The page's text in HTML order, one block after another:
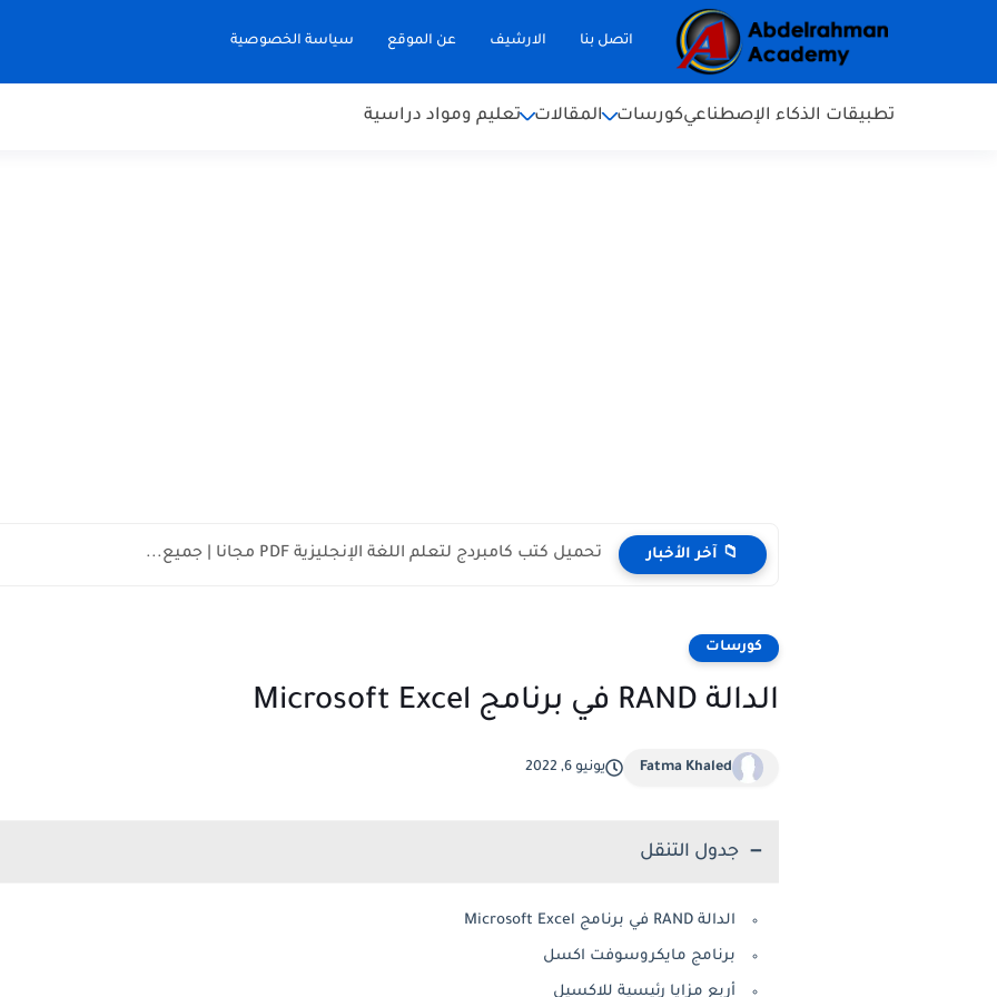
اتصل بنا الارشيف عن الموقع سياسة الخصوصية
تطبيقات الذكاء الإصطناعيكورسات المقالات تعليم ومواد دراسية
📁 آخر الأخبار تحميل كتب كامبردج لتعلم اللغة الإنجليزية PDF مجانا | جميع...
كورسات
الدالة RAND في برنامج Microsoft Excel
Fatma Khaled يونيو 6, 2022
جدول التنقل
الدالة RAND في برنامج Microsoft Excel
برنامج مايكروسوفت اكسل
أربع مزايا رئيسية للاكسيل